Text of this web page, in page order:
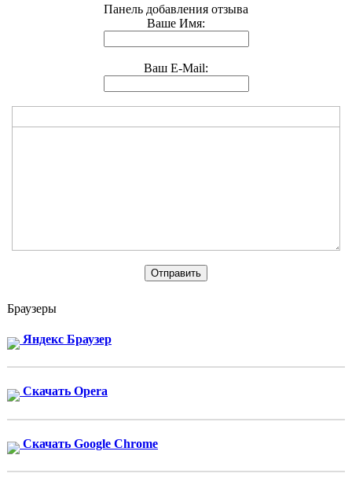
Панель добавления отзыва
Ваше Имя:
Ваш E-Mail:
Браузеры
Яндекс Браузер
Скачать Opera
Скачать Google Chrome